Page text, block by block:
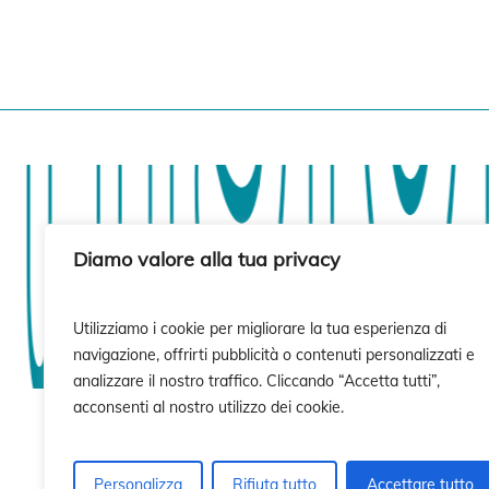
Diamo valore alla tua privacy
Utilizziamo i cookie per migliorare la tua esperienza di
navigazione, offrirti pubblicità o contenuti personalizzati e
analizzare il nostro traffico. Cliccando “Accetta tutti”,
acconsenti al nostro utilizzo dei cookie.
Personalizza Rifiuta tutto Accettare tutto